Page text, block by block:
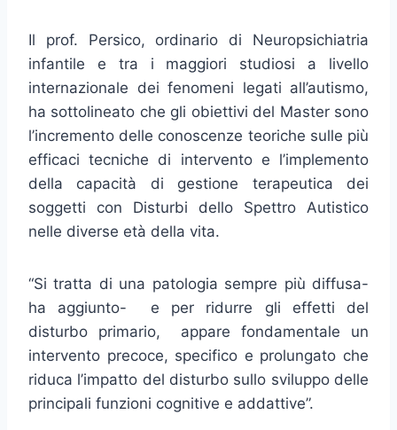
Il prof. Persico, ordinario di Neuropsichiatria
infantile e tra i maggiori studiosi a livello
internazionale dei fenomeni legati all’autismo,
ha sottolineato che gli obiettivi del Master sono
l’incremento delle conoscenze teoriche sulle più
efficaci tecniche di intervento e l’implemento
della capacità di gestione terapeutica dei
soggetti con Disturbi dello Spettro Autistico
nelle diverse età della vita.
“Si tratta di una patologia sempre più diffusa-
ha aggiunto- e per ridurre gli effetti del
disturbo primario, appare fondamentale un
intervento precoce, specifico e prolungato che
riduca l’impatto del disturbo sullo sviluppo delle
principali funzioni cognitive e addattive”.